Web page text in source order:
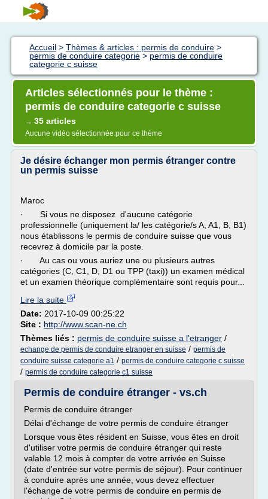
Accueil > Thèmes & articles : permis de conduire >
permis de conduire categorie > permis de conduire
categorie c suisse
Articles sélectionnés pour le thème :
permis de conduire categorie c suisse
→ 35 articles
Aucune vidéo sélectionnée pour ce thème
Je désire échanger mon permis étranger contre
un permis suisse
Maroc
· Si vous ne disposez d'aucune catégorie
professionnelle (uniquement la/ les catégorie/s A, A1, B, B1)
nous établissons le permis de conduire suisse que vous
recevrez à domicile par la poste.
· Au cas ou vous auriez une ou plusieurs autres
catégories (C, C1, D, D1 ou TPP (taxi)) un examen médical
et un examen théorique complémentaire sont requis pour...
Lire la suite
Date: 2017-10-09 00:25:22
Site : http://www.scan-ne.ch
Thèmes liés : permis de conduire suisse a l'etranger /
echange de permis de conduire etranger en suisse / permis de
conduire suisse categorie a1 / permis de conduire categorie c suisse
/ permis de conduire categorie c1 suisse
Permis de conduire étranger - vs.ch
Permis de conduire étranger
Délai d'échange de votre permis de conduire étranger
Lorsque vous êtes résident en Suisse, vous êtes en droit
d'utiliser votre permis de conduire étranger qui reste
valable 12 mois à compter de votre arrivée en Suisse
(date d'entrée sur votre permis de séjour). Pour continuer
à conduire après une année, vous devez effectuer
l'échange de votre permis de conduire en permis de